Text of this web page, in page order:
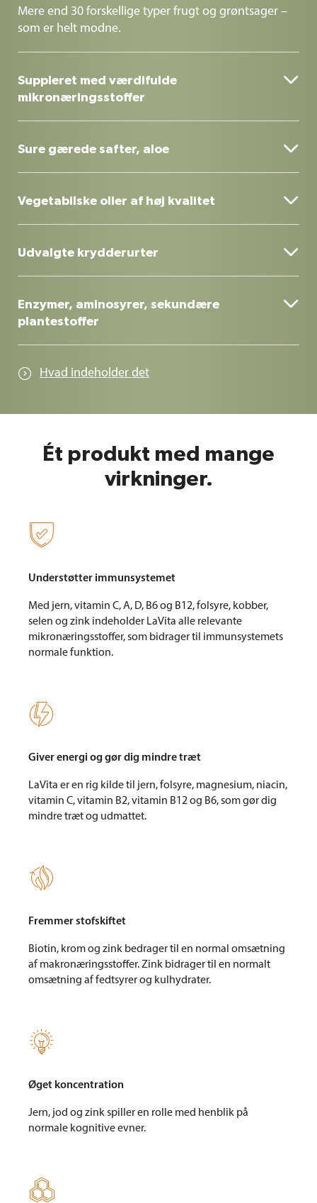
Mere end 30 forskellige typer frugt og grøntsager –
som er helt modne.
Suppleret med værdifulde
mikronæringsstoffer

videnskabelig vis indholdet af mere end 70 naturlige
Sure gærede safter, aloe 
overvejende L(+)-mælkesyre og aloe vera.
Vegetabilske olier af høj kvalitet 
fedtopløselige vitaminer som E, D, K og betacaroten.
Udvalgte krydderurter 
sande skat.
Enzymer, aminosyrer, sekundære
plantestoffer

talrige sekundære plantestoffer og enzymer samt
 Hvad indeholder det
Ét produkt med mange
virkninger.

Understøtter immunsystemet
Med jern, vitamin C, A, D, B6 og B12, folsyre, kobber,
selen og zink indeholder LaVita alle relevante
mikronæringsstoffer, som bidrager til immunsystemets
normale funktion.

Giver energi og gør dig mindre træt
LaVita er en rig kilde til jern, folsyre, magnesium, niacin,
vitamin C, vitamin B2, vitamin B12 og B6, som gør dig
mindre træt og udmattet.

Fremmer stofskiftet
Biotin, krom og zink bedrager til en normal omsætning
af makronæringsstoffer. Zink bidrager til en normalt
omsætning af fedtsyrer og kulhydrater.

Øget koncentration
Jern, jod og zink spiller en rolle med henblik på
normale kognitive evner.
